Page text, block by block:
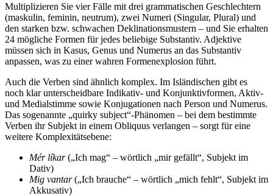
Multiplizieren Sie vier Fälle mit drei grammatischen Geschlechtern
(maskulin, feminin, neutrum), zwei Numeri (Singular, Plural) und
den starken bzw. schwachen Deklinationsmustern – und Sie erhalten
24 mögliche Formen für jedes beliebige Substantiv. Adjektive
müssen sich in Kasus, Genus und Numerus an das Substantiv
anpassen, was zu einer wahren Formenexplosion führt.
Auch die Verben sind ähnlich komplex. Im Isländischen gibt es
noch klar unterscheidbare Indikativ- und Konjunktivformen, Aktiv-
und Medialstimme sowie Konjugationen nach Person und Numerus.
Das sogenannte „quirky subject“-Phänomen – bei dem bestimmte
Verben ihr Subjekt in einem Obliquus verlangen – sorgt für eine
weitere Komplexitätsebene:
Mér líkar(„Ich mag“ – wörtlich „mir gefällt“, Subjekt im
Dativ)
Mig vantar(„Ich brauche“ – wörtlich „mich fehlt“, Subjekt im
Akkusativ)